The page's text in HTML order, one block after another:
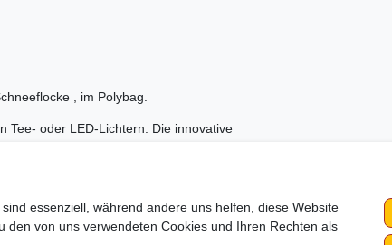
, im Polybag.
Tee- oder LED-Lichtern. Die innovative
essenziell, während andere uns helfen, diese Website
von uns verwendeten Cookies und Ihren Rechten als